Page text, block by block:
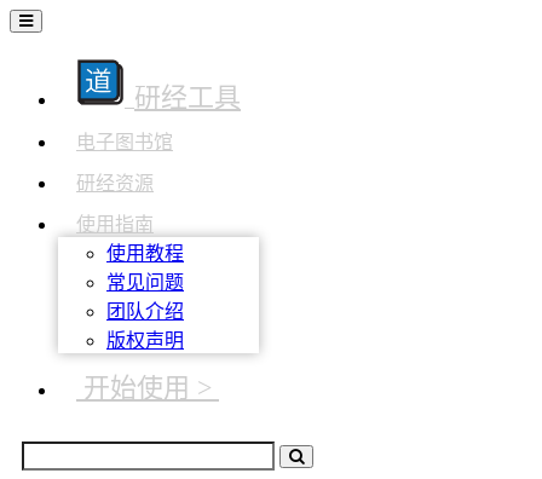
研经工具
电子图书馆
研经资源
使用指南
使用教程
常见问题
团队介绍
版权声明
开始使用 >